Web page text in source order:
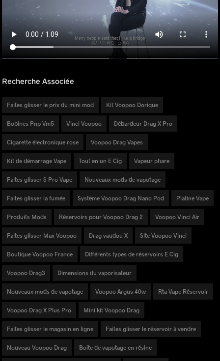
Recherche Associée
Faites glisser le prix du mini mod Kit Voopoo Dorique
Bobines Pnp Vm5 Vinci Voopoo Débardeur Drag X Pro
Cigarette électronique rose Voopoo Drag Vapes
Kit de démarrage Vape Tout en un E Cig Vapeur phare
Faites glisser S Pro Vape Nouveaux mods de vapotage
Faites glisser la fumée Système Voopoo Drag Nano Pod Platine Vape
Produits Mods Réservoirs pour Voopoo Drag 2 Voopoo Vinci Air
Faites glisser Max Voopoo Drag vaudou X Site Voopoo Vinci
Boutique Voopoo France Différents types de réservoirs E Cig
Voopoo Drag3 Dimensions du vaporisateur
Nouveaux mods de vapotage Voopoo Argus 40w Rta Vape Réservoir
Voopoo Drag X Plus Pro Mini kit Voopoo Drag
Faites glisser le magasin en ligne Faites glisser le réservoir à vendre
Nouveau Voopoo Drag Boîte de vapotage en résine